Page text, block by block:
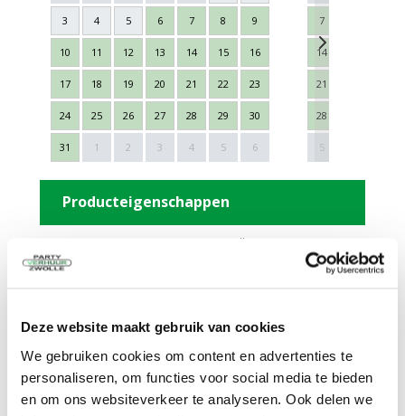
Deze website maakt gebruik van cookies
We gebruiken cookies om content en advertenties te
personaliseren, om functies voor social media te bieden
en om ons websiteverkeer te analyseren. Ook delen we
3 4 5 6 7 8 9
10 11 12 13 14 15 16
17 18 19 20 21 22 23
24 25 26 27 28 29 30
31 1 2 3 4 5 6
7
14
21
28
5
Next
Producteigenschappen
Verstelbaar van 1,80 tot
Verstelbaar van 1,80 tot
Op- en afbouwen
30 Minuten
Te vervoeren
Auto (inschuibaar)
Materiaal
Brandvertragende stof
Verlengbaar
Tot 27 meter